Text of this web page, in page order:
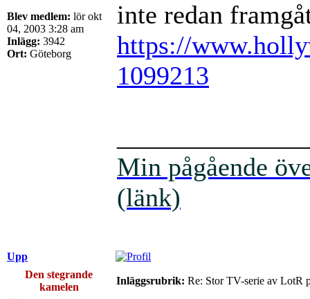
Blev medlem: lör okt
04, 2003 3:28 am
Inlägg: 3942
Ort: Göteborg
inte redan
https://
1099213
Min pågående
(länk)
Upp
Den stegrande
kamelen
Inläggsrubrik: Re: Stor TV-serie av LotR